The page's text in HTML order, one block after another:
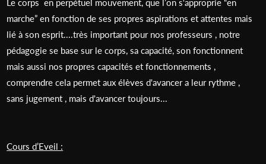
marche” en fonction de ses propres aspirations et attentes mais
lié à son esprit....très important pour nos professeurs , notre
pédagogie se base sur le corps, sa capacité, son fonctionnent
mais aussi nos propres capacités et fonctionnements ,
comprendre cela permet aux élèves d'avancer a leur rythme ,
sans jugement , mais d'avancer toujours...
Cours d’Eveil :